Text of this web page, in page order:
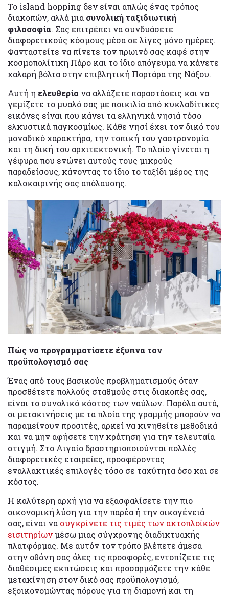
Το island hopping δεν είναι απλώς ένας τρόπος
διακοπών, αλλά μια συνολική ταξιδιωτική
φιλοσοφία. Σας επιτρέπει να συνδυάσετε
διαφορετικούς κόσμους μέσα σε λίγες μόνο ημέρες.
Φανταστείτε να πίνετε τον πρωινό σας καφέ στην
κοσμοπολίτικη Πάρο και το ίδιο απόγευμα να κάνετε
χαλαρή βόλτα στην επιβλητική Πορτάρα της Νάξου.
Αυτή η ελευθερία να αλλάζετε παραστάσεις και να
γεμίζετε το μυαλό σας με ποικιλία από κυκλαδίτικες
εικόνες είναι που κάνει τα ελληνικά νησιά τόσο
ελκυστικά παγκοσμίως. Κάθε νησί έχει τον δικό του
μοναδικό χαρακτήρα, την τοπική του γαστρονομία
και τη δική του αρχιτεκτονική. Το πλοίο γίνεται η
γέφυρα που ενώνει αυτούς τους μικρούς
παραδείσους, κάνοντας το ίδιο το ταξίδι μέρος της
καλοκαιρινής σας απόλαυσης.
Πώς να προγραμματίσετε έξυπνα τον
προϋπολογισμό σας
Ένας από τους βασικούς προβληματισμούς όταν
προσθέτετε πολλούς σταθμούς στις διακοπές σας,
είναι το συνολικό κόστος των ναύλων. Παρόλα αυτά,
οι μετακινήσεις με τα πλοία της γραμμής μπορούν να
παραμείνουν προσιτές, αρκεί να κινηθείτε μεθοδικά
και να μην αφήσετε την κράτηση για την τελευταία
στιγμή. Στο Αιγαίο δραστηριοποιούνται πολλές
διαφορετικές εταιρείες, προσφέροντας
εναλλακτικές επιλογές τόσο σε ταχύτητα όσο και σε
κόστος.
Η καλύτερη αρχή για να εξασφαλίσετε την πιο
οικονομική λύση για την παρέα ή την οικογένειά
σας, είναι να συγκρίνετε τις τιμές των ακτοπλοϊκών
εισιτηρίωνμέσω μιας σύγχρονης διαδικτυακής
πλατφόρμας. Με αυτόν τον τρόπο βλέπετε άμεσα
στην οθόνη σας όλες τις προσφορές, εντοπίζετε τις
διαθέσιμες εκπτώσεις και προσαρμόζετε την κάθε
μετακίνηση στον δικό σας προϋπολογισμό,
εξοικονομώντας πόρους για τη διαμονή και τη